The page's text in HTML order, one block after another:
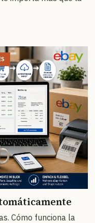
Cómo funciona la